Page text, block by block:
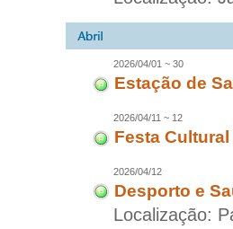
2026/04/01 ~ 30
Estação de
2026/04/11 ~ 12
Festa
2026/04/12
Desporto e
Localização: